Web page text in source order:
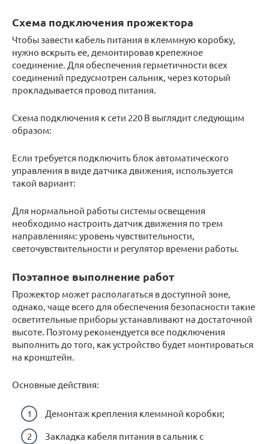
Схема подключения прожектора
Чтобы завести кабель питания в клеммную коробку,
нужно вскрыть ее, демонтировав крепежное
соединение. Для обеспечения герметичности всех
соединений предусмотрен сальник, через который
прокладывается провод питания.
Схема подключения к сети 220 В выглядит следующим
образом:
Если требуется подключить блок автоматического
управления в виде датчика движения, используется
такой вариант:
Для нормальной работы системы освещения
необходимо настроить датчик движения по трем
направлениям: уровень чувствительности,
светочувствительности и регулятор времени работы.
Поэтапное выполнение работ
Прожектор может располагаться в доступной зоне,
однако, чаще всего для обеспечения безопасности такие
осветительные приборы устанавливают на достаточной
высоте. Поэтому рекомендуется все подключения
выполнить до того, как устройство будет монтироваться
на кронштейн.
Основные действия:
Демонтаж крепления клеммной коробки;
Закладка кабеля питания в сальник с